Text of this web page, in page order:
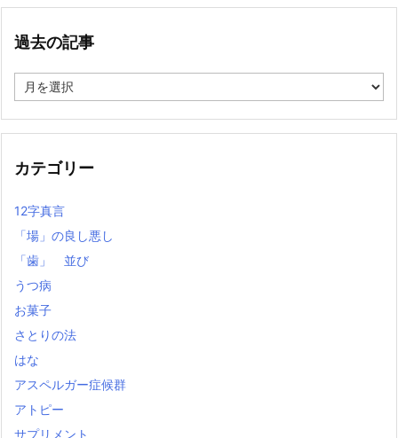
過去の記事
去
記
カテゴリー
12字真言
「場」の良し悪し
「歯」 並び
うつ病
お菓子
さとりの法
はな
アスペルガー症候群
アトピー
サプリメント